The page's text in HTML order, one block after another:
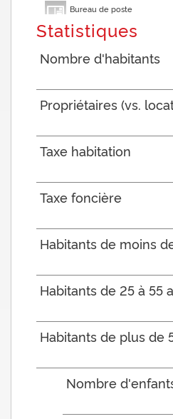
Bureau de poste
Mairie
Statistiques
Nombre d'habitants
Propriétaires (vs.
Taxe habitation
Taxe foncière
Habitants de moins
Habitants de 25 à 55
Habitants de plus de
Nombre